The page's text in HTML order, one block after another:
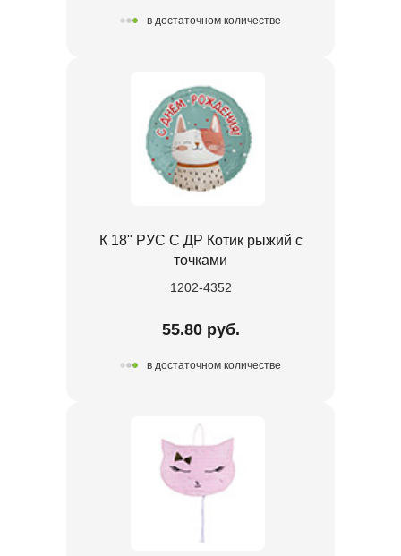
в достаточном количестве
К 18" РУС С ДР Котик рыжий с
точками
1202-4352
55.80 руб.
в достаточном количестве